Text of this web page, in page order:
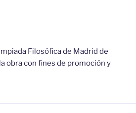
Filosófica de Madrid de
obra con fines de promoción y